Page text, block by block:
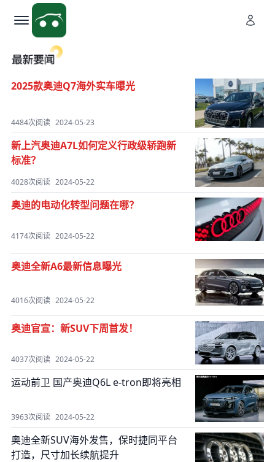
2025款奥迪Q7海外实车曝光
4484次阅读 2024-05-23
新上汽奥迪A7L如何定义行政级轿跑新
标准？
4028次阅读 2024-05-22
奥迪的电动化转型问题在哪？
4174次阅读 2024-05-22
奥迪全新A6最新信息曝光
4016次阅读 2024-05-22
奥迪官宣：新SUV下周首发！
4037次阅读 2024-05-22
运动前卫 国产奥迪Q6L e-tron即将亮相
3963次阅读 2024-05-22
奥迪全新SUV海外发售，保时捷同平台
打造，尺寸加长续航提升